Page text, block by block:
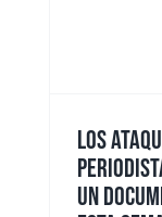
LOS
UN